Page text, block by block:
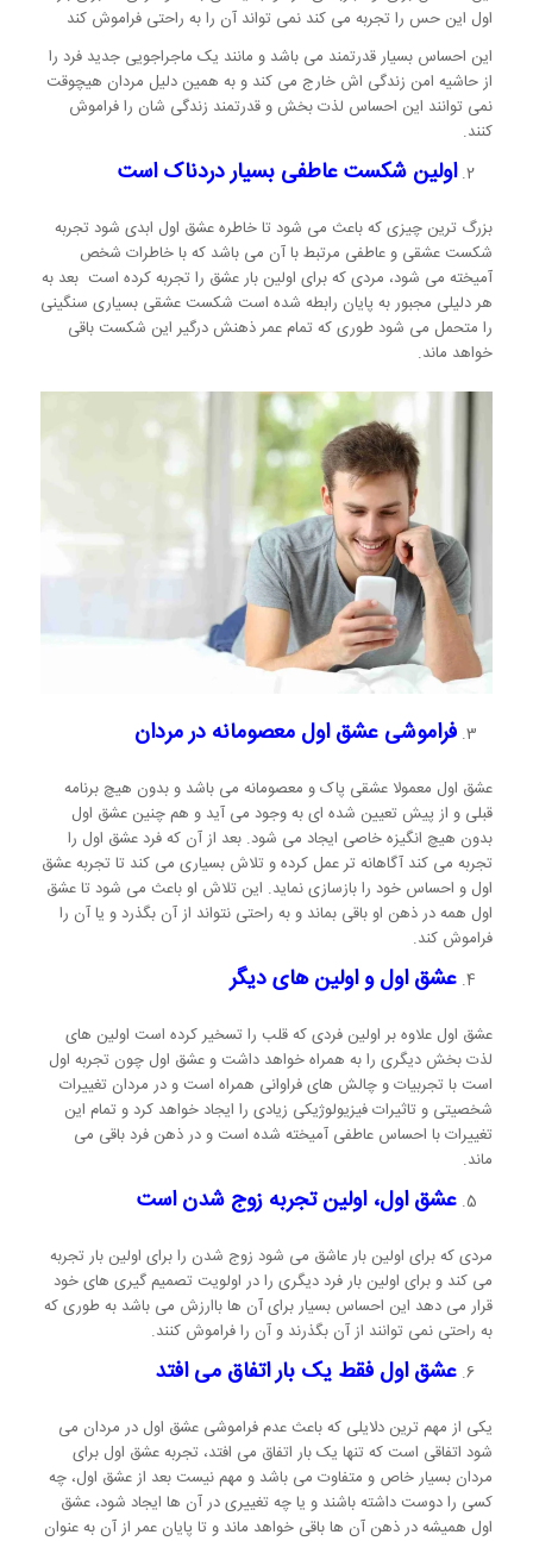
اول این حس را تجربه می کند نمی تواند آن را به راحتی فراموش کند
این احساس بسیار قدرتمند می باشد و مانند یک ماجراجویی جدید فرد را
از حاشیه امن زندگی اش خارج می کند و به همین دلیل مردان هیچوقت
نمی توانند این احساس لذت بخش و قدرتمند زندگی شان را فراموش
کنند.
اولین شکست عاطفی بسیار دردناک است
بزرگ ترین چیزی که باعث می شود تا خاطره عشق اول ابدی شود تجربه
شکست عشقی و عاطفی مرتبط با آن می باشد که با خاطرات شخص
آمیخته می شود، مردی که برای اولین بار عشق را تجربه کرده است بعد به
هر دلیلی مجبور به پایان رابطه شده است شکست عشقی بسیاری سنگینی
را متحمل می شود طوری که تمام عمر ذهنش درگیر این شکست باقی
خواهد ماند.
فراموشی عشق اول معصومانه در مردان
عشق اول معمولا عشقی پاک و معصومانه می باشد و بدون هیچ برنامه
قبلی و از پیش تعیین شده ای به وجود می آید و هم چنین عشق اول
بدون هیچ انگیزه خاصی ایجاد می شود. بعد از آن که فرد عشق اول را
تجربه می کند آگاهانه تر عمل کرده و تلاش بسیاری می کند تا تجربه عشق
اول و احساس خود را بازسازی نماید. این تلاش او باعث می شود تا عشق
اول همه در ذهن او باقی بماند و به راحتی نتواند از آن بگذرد و یا آن را
فراموش کند.
عشق اول و اولین های دیگر
عشق اول علاوه بر اولین فردی که قلب را تسخیر کرده است اولین های
لذت بخش دیگری را به همراه خواهد داشت و عشق اول چون تجربه اول
است با تجربیات و چالش های فراوانی همراه است و در مردان تغییرات
شخصیتی و تاثیرات فیزیولوژیکی زیادی را ایجاد خواهد کرد و تمام این
تغییرات با احساس عاطفی آمیخته شده است و در ذهن فرد باقی می
ماند.
عشق اول، اولین تجربه زوج شدن است
مردی که برای اولین بار عاشق می شود زوج شدن را برای اولین بار تجربه
می کند و برای اولین بار فرد دیگری را در اولویت تصمیم گیری های خود
قرار می دهد این احساس بسیار برای آن ها باارزش می باشد به طوری که
به راحتی نمی توانند از آن بگذرند و آن را فراموش کنند.
عشق اول فقط یک بار اتفاق می افتد
یکی از مهم ترین دلایلی که باعث عدم فراموشی عشق اول در مردان می
شود اتفاقی است که تنها یک بار اتفاق می افتد، تجربه عشق اول برای
مردان بسیار خاص و متفاوت می باشد و مهم نیست بعد از عشق اول، چه
کسی را دوست داشته باشند و یا چه تغییری در آن ها ایجاد شود، عشق
اول همیشه در ذهن آن ها باقی خواهد ماند و تا پایان عمر از آن به عنوان